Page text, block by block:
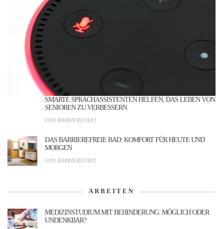
SMARTE SPRACHASSISTENTEN HELFEN, DAS LEBEN VON
SENIOREN ZU VERBESSERN
VON BARRIEREFREI
DAS BARRIEREFREIE BAD: KOMFORT FÜR HEUTE UND
MORGEN
VON BARRIEREFREI
ARBEITEN
MEDIZINSTUDIUM MIT BEHINDERUNG: MÖGLICH ODER
UNDENKBAR?